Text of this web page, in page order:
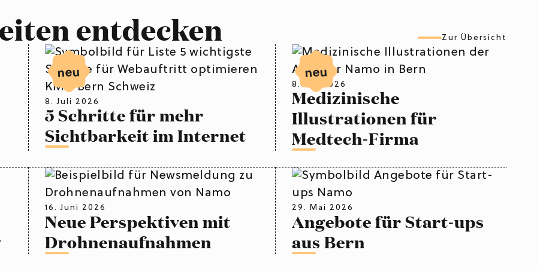
entdecken Zur Übersicht
8. Juli 2026
5 Schritte für mehr
Sichtbarkeit im Internet
neu
8. Juli 2026
Medizinische
Illustrationen für
Medtech-Firma
neu
16. Juni 2026
Neue Perspektiven mit
Drohnenaufnahmen
29. Mai 2026
Angebote für Start-ups
aus Bern